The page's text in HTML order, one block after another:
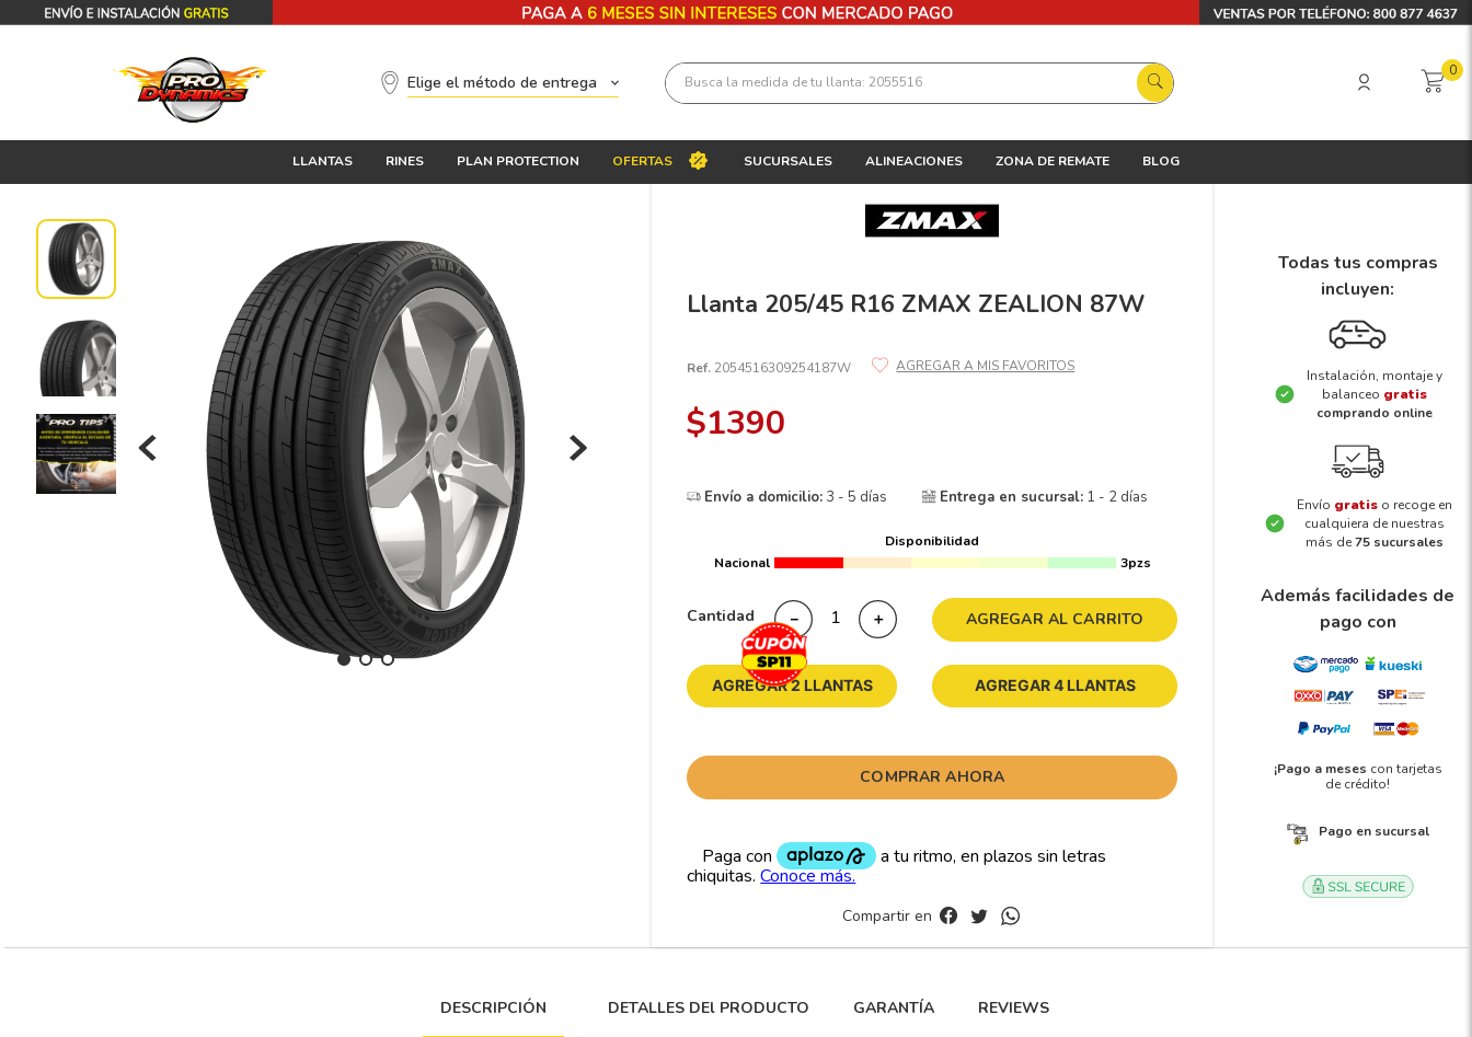
Elige el método de entrega Busca la medida de tu llanta: 2055516 0
LLANTAS RINES PLAN PROTECTION OFERTAS SUCURSALES ALINEACIONES ZONA DE REMATE BLOG
Llanta 205/45 R16 ZMAX ZEALION 87W
Ref. 2054516309254187W
$1390
Envío a domicilio:3 - 5 días Entrega en sucursal: 1 - 2 días
Disponibilidad
Nacional
3pzs
Cantidad ＋
－ AGREGAR AL CARRITO
AGREGAR 2 LLANTAS AGREGAR 4 LLANTAS
COMPRAR AHORA
Compartir en
Todas tus compras
incluyen:
Instalación, montaje y
balanceo gratis
comprando online
Envío gratis o recoge en
cualquiera de nuestras
más de75 sucursales
Además facilidades de
pago con
¡Pago a meses con tarjetas
de crédito!
Pago en sucursal
DESCRIPCIÓN DETALLES DEl PRODUCTO GARANTÍA REVIEWS
Términos más buscados